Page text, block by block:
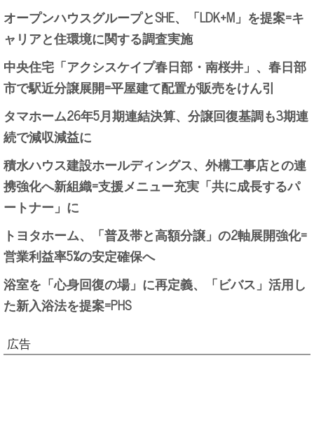
オープンハウスグループとSHE、「LDK+M」を提案=キ
ャリアと住環境に関する調査実施
中央住宅「アクシスケイプ春日部・南桜井」、春日部
市で駅近分譲展開=平屋建て配置が販売をけん引
タマホーム26年5月期連結決算、分譲回復基調も3期連
続で減収減益に
積水ハウス建設ホールディングス、外構工事店との連
携強化へ新組織=支援メニュー充実「共に成長するパ
ートナー」に
トヨタホーム、「普及帯と高額分譲」の2軸展開強化=
営業利益率5%の安定確保へ
浴室を「心身回復の場」に再定義、「ビバス」活用し
た新入浴法を提案=PHS
広告